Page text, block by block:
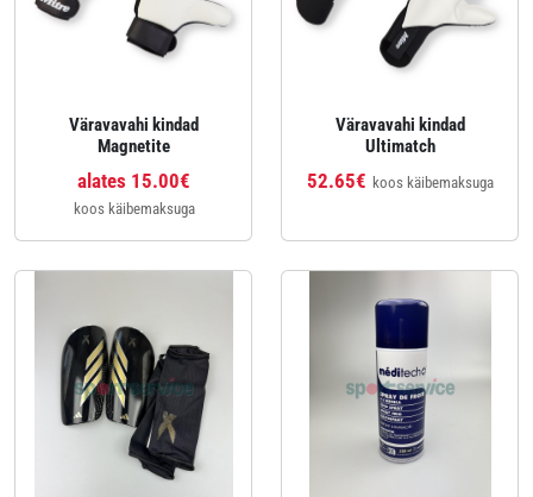
Väravavahi kindad
Magnetite
alates 15.00€
koos käibemaksuga
Väravavahi kindad
Ultimatch
52.65€ koos käibemaksuga